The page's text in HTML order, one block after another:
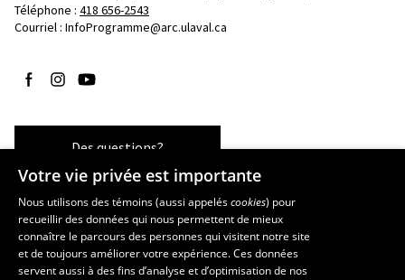
Téléphone : 418 656-2543
Courriel : InfoProgramme@arc.ulaval.ca
Suivez-nous sur Facebook
Suivez-nous sur Instagram
Suivez-nous sur YouTube
Des questions?
Les écoles et la recherche
École d’art
École supérieure d’aménagement du territoire et de développement
Votre vie privée est importante
Nous utilisons des témoins (aussi appeléscookies) pour
recueillir des données qui nous permettent de mieux
connaître le parcours des personnes qui visitent notre site
et de toujours améliorer votre expérience. Ces données
servent aussi à des fins d’analyse et d’optimisation de nos